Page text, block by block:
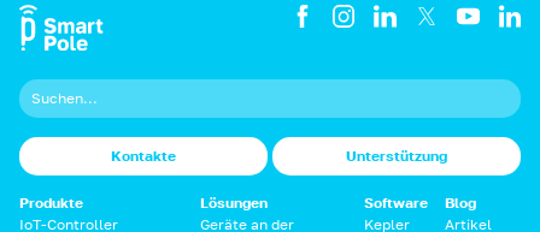
Kontakte Unterstützung
Produkte
IoT-Controller
Lösungen
Geräte an der
Software
Kepler
Blog
Artikel